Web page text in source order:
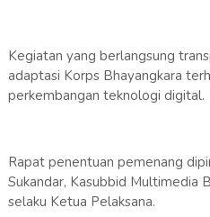
Kegiatan yang berlangsung
adaptasi Korps Bhayangkara
perkembangan teknologi digital.
Rapat penentuan pemenang
Sukandar, Kasubbid Multimedia
selaku Ketua Pelaksana.